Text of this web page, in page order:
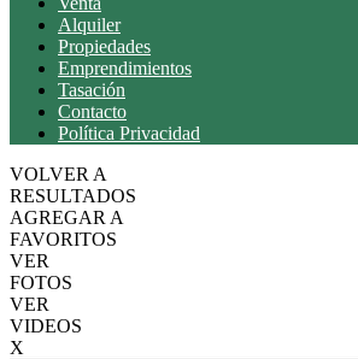
Alquiler
Propiedades
Emprendimientos
Tasación
Contacto
Política Privacidad
VOLVER A
RESULTADOS
AGREGAR A
FAVORITOS
VER
FOTOS
VER
VIDEOS
X